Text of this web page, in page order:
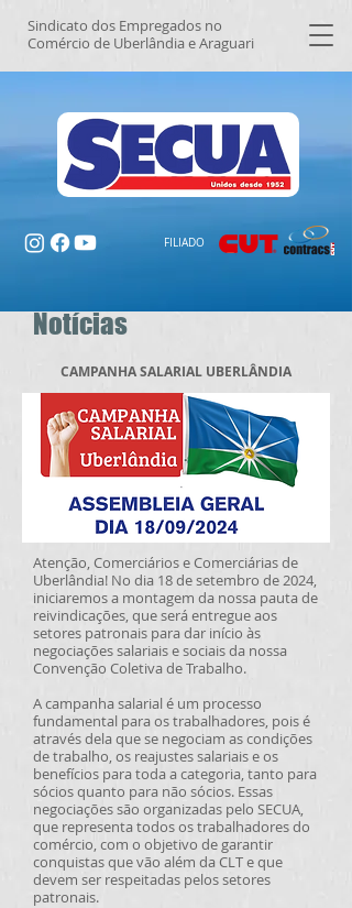
FILIADO
Sindicato dos Empregados no
Comércio de Uberlândia e Araguari
Notícias
CAMPANHA SALARIAL UBERLÂNDIA
Atenção, Comerciários e Comerciárias de
Uberlândia! No dia 18 de setembro de 2024,
iniciaremos a montagem da nossa pauta de
reivindicações, que será entregue aos
setores patronais para dar início às
negociações salariais e sociais da nossa
Convenção Coletiva de Trabalho.
A campanha salarial é um processo
fundamental para os trabalhadores, pois é
através dela que se negociam as condições
de trabalho, os reajustes salariais e os
benefícios para toda a categoria, tanto para
sócios quanto para não sócios. Essas
negociações são organizadas pelo SECUA,
que representa todos os trabalhadores do
comércio, com o objetivo de garantir
conquistas que vão além da CLT e que
devem ser respeitadas pelos setores
patronais.